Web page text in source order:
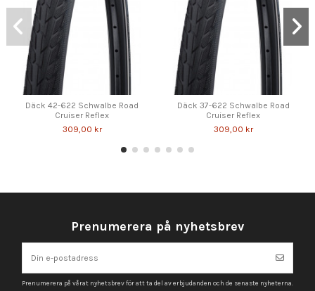
Däck 42-622 Schwalbe Road
Cruiser Reflex
309,00 kr
Däck 37-622 Schwalbe Road
Cruiser Reflex
309,00 kr
Prenumerera på nyhetsbrev
Prenumerera på vårat nyhetsbrev för att ta del av erbjudanden och de senaste nyheterna.